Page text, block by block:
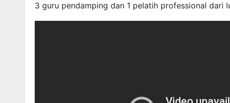
3 guru pendamping dan 1 pelatih professional dari